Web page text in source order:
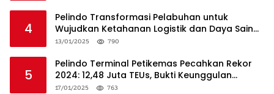
4
Pelindo Transformasi Pelabuhan untuk
Wujudkan Ketahanan Logistik dan Daya Saing
Global
13/01/2025 790
5
Pelindo Terminal Petikemas Pecahkan Rekor
2024: 12,48 Juta TEUs, Bukti Keunggulan
Logistik Nasional
17/01/2025 763